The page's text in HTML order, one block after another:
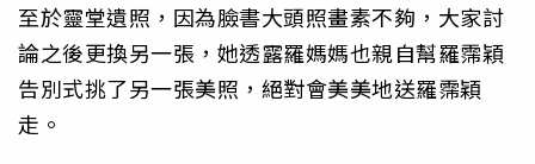
至於靈堂遺照，因為臉書大頭照畫素不夠，大家討
論之後更換另一張，她透露羅媽媽也親自幫羅霈穎
告別式挑了另一張美照，絕對會美美地送羅霈穎
走。